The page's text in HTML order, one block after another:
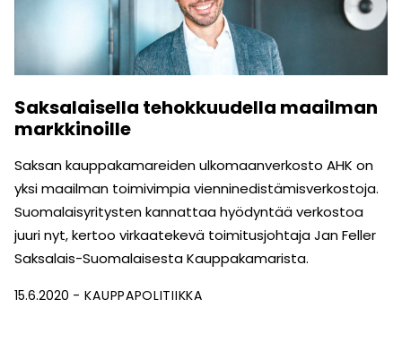
Saksalaisella tehokkuudella maailman
markkinoille
Saksan kauppakamareiden ulkomaanverkosto AHK on
yksi maailman toimivimpia vienninedistämisverkostoja.
Suomalaisyritysten kannattaa hyödyntää verkostoa
juuri nyt, kertoo virkaatekevä toimitusjohtaja Jan Feller
Saksalais-Suomalaisesta Kauppakamarista.
15.6.2020 KAUPPAPOLITIIKKA